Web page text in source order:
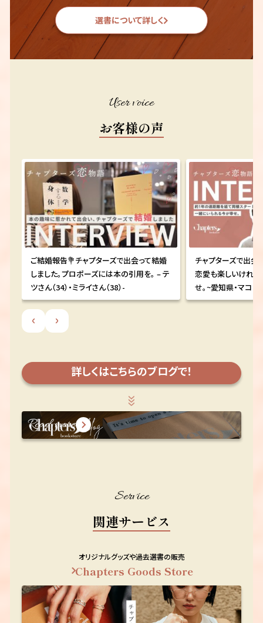
選書について詳しく
User voice
お客様の声
チャプターズで出会い同棲スタート！遠距離
恋愛も楽しいけれど一緒にいられる今が幸
せ。~愛知県・マコトさん(30)の場合~
チャプターズの選書
代の運営にも共感
して継続中。 ~ミレ
詳しくはこちらのブログで！
Read more
Service
関連サービス
オリジナルグッズや過去選書の販売
Chapters Goods Store